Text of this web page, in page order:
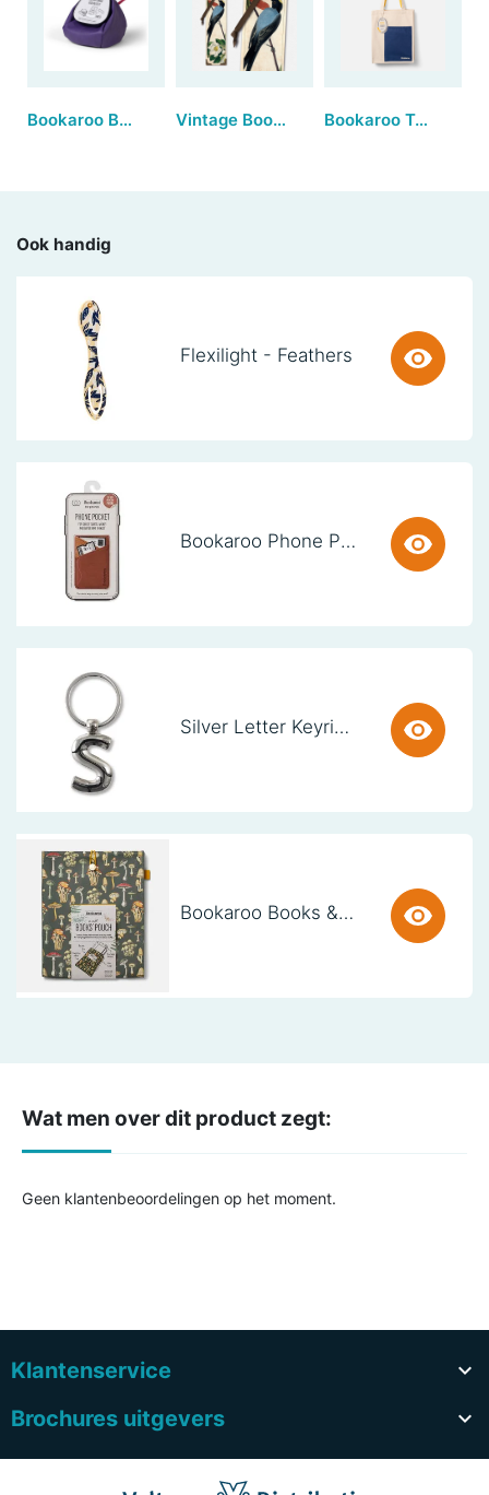
Bookaroo Bean Bag Reading Rest - Purple Vintage Bookmarks - Flycatcher (set van 3) Bookaroo Tote Bag - Navy & Yellow
Ook handig
Flexilight - Feathers
Bookaroo Phone Pocket - Brown
Silver Letter Keyring - S (set van 3)
Bookaroo Books & Stuff Pouch - Botanical
Wat men over dit product zegt:
Geen klantenbeoordelingen op het moment.
Klantenservice

Brochures uitgevers
